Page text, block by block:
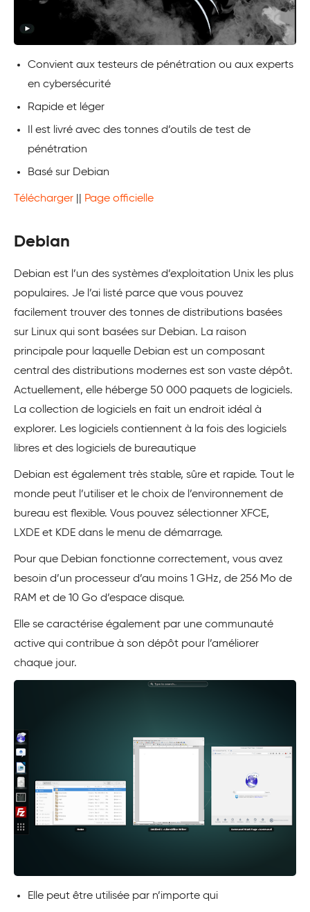
Convient aux testeurs de pénétration ou aux experts
en cybersécurité
Rapide et léger
Il est livré avec des tonnes d’outils de test de
pénétration
Basé sur Debian
Télécharger Page officielle
Debian
Debian est l’un des systèmes d’exploitation Unix les plus
populaires. Je l’ai listé parce que vous pouvez
facilement trouver des tonnes de distributions basées
sur Linux qui sont basées sur Debian. La raison
principale pour laquelle Debian est un composant
central des distributions modernes est son vaste dépôt.
Actuellement, elle héberge 50 000 paquets de logiciels.
La collection de logiciels en fait un endroit idéal à
explorer. Les logiciels contiennent à la fois des logiciels
libres et des logiciels de bureautique
Debian est également très stable, sûre et rapide. Tout le
monde peut l’utiliser et le choix de l’environnement de
bureau est flexible. Vous pouvez sélectionner XFCE,
LXDE et KDE dans le menu de démarrage.
Pour que Debian fonctionne correctement, vous avez
besoin d’un processeur d’au moins 1 GHz, de 256 Mo de
RAM et de 10 Go d’espace disque.
Elle se caractérise également par une communauté
active qui contribue à son dépôt pour l’améliorer
chaque jour.
Elle peut être utilisée par n’importe qui